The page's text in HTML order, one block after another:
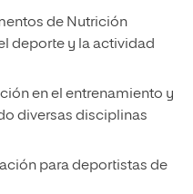
de Nutrición
deporte y la actividad
en el entrenamiento y
diversas disciplinas
para deportistas de